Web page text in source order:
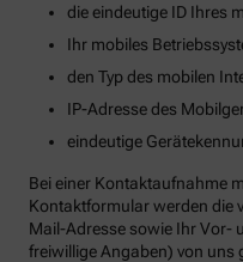
die eindeutige ID Ihres
Ihr mobiles
den Typ des mobilen
IP-Adresse des
eindeutige
Bei einer Kontaktaufnahme
Kontaktformular werden die
Mail-Adresse sowie Ihr Vor-
freiwillige Angaben) von uns